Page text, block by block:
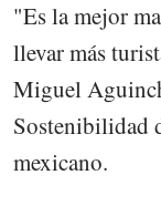
"Es la mejor
llevar más
Miguel
Sostenibilidad
mexicano.